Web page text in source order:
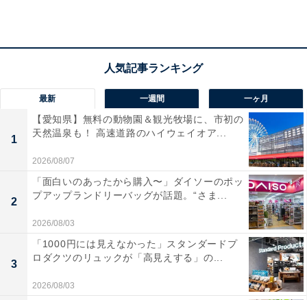
最新 一週間 一ヶ月
1
【愛知県】無料の動物園＆観光牧場に、市初の
天然温泉も！ 高速道路のハイウェイオア...
2026/08/07
2
「面白いのあったから購入〜」ダイソーのポッ
プアップランドリーバッグが話題。“さま...
2026/08/03
3
「1000円には見えなかった」スタンダードプ
ロダクツのリュックが「高見えする」の...
2026/08/03